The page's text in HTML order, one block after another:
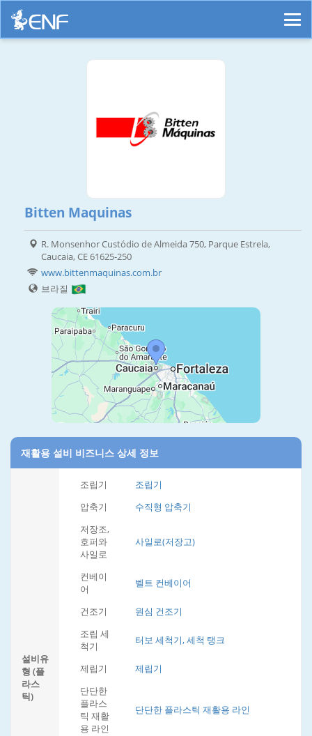
Bitten Maquinas
R. Monsenhor Custódio de Almeida 750, Parque Estrela,
Caucaia, CE 61625-250
www.bittenmaquinas.com.br
브라질
재활용 설비 비즈니스 상세 정보
설비유
형 (플
라스
틱)
조립기
조립기
압축기
수직형 압축기
저장조,
호퍼와
사일로
사일로(저장고)
컨베이
어
벨트 컨베이어
건조기
원심 건조기
조립 세
척기
터보 세척기, 세척 탱크
제립기
제립기
단단한
플라스
틱 재활
용 라인
단단한 플라스틱 재활용 라인